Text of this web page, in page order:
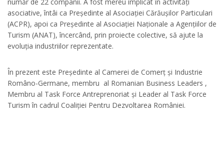
asociative, întâi ca Președinte al Asociației Cărăușilor Particulari
(ACPR), apoi ca Președinte al Asociației Naționale a Agențiilor de
Turism (ANAT), încercând, prin proiecte colective, să ajute la
evoluția industriilor reprezentate.
În prezent este Președinte al Camerei de Comerț și Industrie
Româno-Germane, membru al Romanian Business Leaders ,
Membru al Task Force Antreprenoriat și Leader al Task Force
Turism în cadrul Coaliției Pentru Dezvoltarea României.